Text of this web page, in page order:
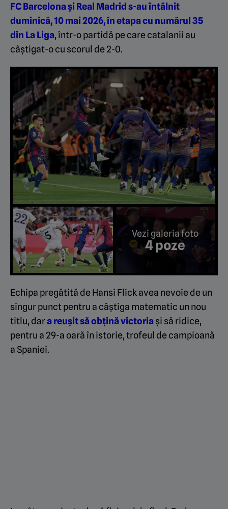
FC Barcelona și Real Madrid s-au întâlnit
duminică, 10 mai 2026, în etapa cu numărul 35
din La Liga, într-o partidă pe care catalanii au
câștigat-o cu scorul de 2-0.
Vezi galeria foto
4 poze
Echipa pregătită de Hansi Flick avea nevoie de un
singur punct pentru a câștiga matematic un nou
titlu, dara reușit să obțină victoriași să ridice,
pentru a 29-a oară în istorie, trofeul de campioană
a Spaniei.